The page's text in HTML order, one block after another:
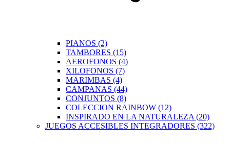
PIANOS (2)
TAMBORES (15)
AEROFONOS (4)
XILOFONOS (7)
MARIMBAS (4)
CAMPANAS (44)
CONJUNTOS (8)
COLECCION RAINBOW (12)
INSPIRADO EN LA NATURALEZA (20)
JUEGOS ACCESIBLES INTEGRADORES (322)